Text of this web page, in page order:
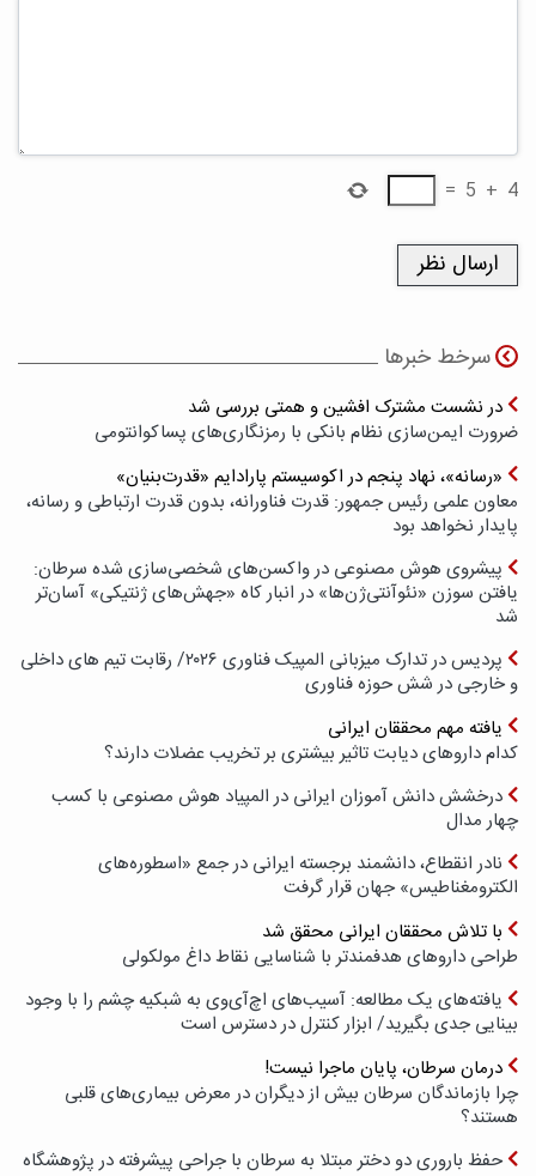
4
+
5
=
سرخط خبرها
در نشست مشترک افشین و همتی بررسی شد
ضرورت ایمن‌سازی نظام بانکی با رمزنگاری‌های پسا‌کوانتومی
«رسانه»، نهاد پنجم در اکوسیستم پارادایم «قدرت‌بنیان»
معاون علمی رئیس جمهور: قدرت فناورانه، بدون قدرت ارتباطی و رسانه،
پایدار نخواهد بود
پیشروی هوش مصنوعی در واکسن‌های شخصی‌سازی شده سرطان:
یافتن سوزن «نئوآنتی‌ژن‌ها» در انبار کاه «جهش‌های ژنتیکی» آسان‌تر
شد
پردیس در تدارک میزبانی المپیک فناوری ۲۰۲۶/ رقابت تیم های داخلی
و خارجی در شش حوزه فناوری
یافته مهم محققان ایرانی
کدام داروهای دیابت تاثیر بیشتری بر تخریب عضلات دارند؟
درخشش دانش آموزان ایرانی در المپیاد هوش مصنوعی با کسب
چهار مدال
نادر انقطاع، دانشمند برجسته ایرانی در جمع «اسطوره‌های
الکترومغناطیس» جهان قرار گرفت
با تلاش محققان ایرانی محقق شد
طراحی داروهای هدفمندتر با شناسایی نقاط داغ مولکولی
یافته‌های یک مطالعه: آسیب‌های اچ‌آی‌وی به شبکیه چشم را با وجود
بینایی جدی بگیرید/ ابزار کنترل در دسترس است
درمان سرطان، پایان ماجرا نیست!
چرا بازماندگان سرطان بیش از دیگران در معرض بیماری‌های قلبی
هستند؟
حفظ باروری دو دختر مبتلا به سرطان با جراحی پیشرفته در پژوهشگاه